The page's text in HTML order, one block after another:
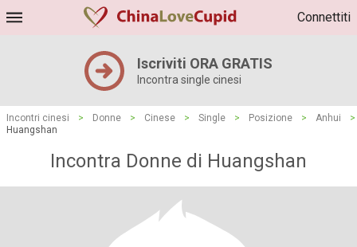
Connettiti
Iscriviti ORA GRATIS
Incontra single cinesi
Incontri cinesi > Donne > Cinese > Single > Posizione > Anhui
>
Huangshan
Incontra Donne di Huangshan